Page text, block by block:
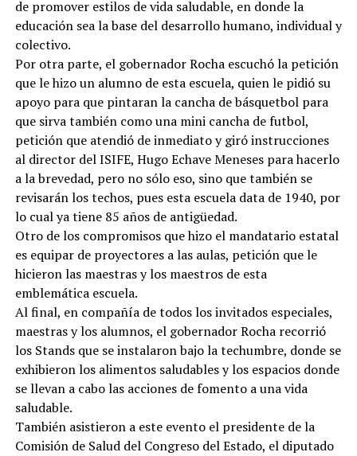
de promover estilos de vida saludable, en donde la
educación sea la base del desarrollo humano, individual y
colectivo.
Por otra parte, el gobernador Rocha escuchó la petición
que le hizo un alumno de esta escuela, quien le pidió su
apoyo para que pintaran la cancha de básquetbol para
que sirva también como una mini cancha de futbol,
petición que atendió de inmediato y giró instrucciones
al director del ISIFE, Hugo Echave Meneses para hacerlo
a la brevedad, pero no sólo eso, sino que también se
revisarán los techos, pues esta escuela data de 1940, por
lo cual ya tiene 85 años de antigüedad.
Otro de los compromisos que hizo el mandatario estatal
es equipar de proyectores a las aulas, petición que le
hicieron las maestras y los maestros de esta
emblemática escuela.
Al final, en compañía de todos los invitados especiales,
maestras y los alumnos, el gobernador Rocha recorrió
los Stands que se instalaron bajo la techumbre, donde se
exhibieron los alimentos saludables y los espacios donde
se llevan a cabo las acciones de fomento a una vida
saludable.
También asistieron a este evento el presidente de la
Comisión de Salud del Congreso del Estado, el diputado